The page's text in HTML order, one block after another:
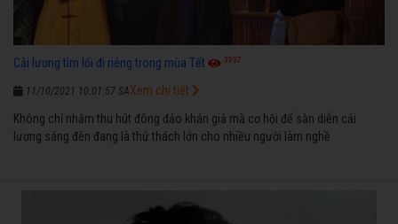
Cải lương tìm lối đi riêng trong mùa Tết 3937
11/10/2021 10:01:57 SA
Không chỉ nhằm thu hút đông đảo khán giả mà cơ hội để sàn diễn cải
lương sáng đèn đang là thử thách lớn cho nhiều người làm nghề
Xem chi tiết